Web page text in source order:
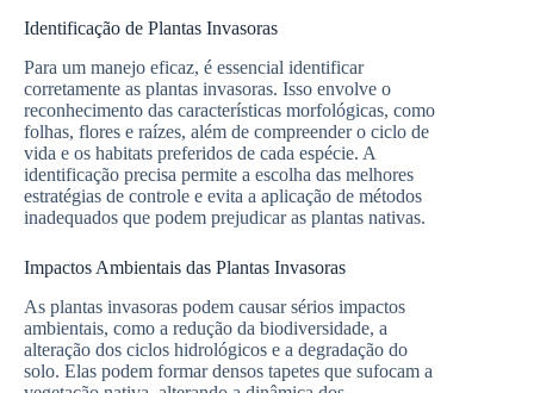
Identificação de Plantas Invasoras
Para um manejo eficaz, é essencial identificar
corretamente as plantas invasoras. Isso envolve o
reconhecimento das características morfológicas, como
folhas, flores e raízes, além de compreender o ciclo de
vida e os habitats preferidos de cada espécie. A
identificação precisa permite a escolha das melhores
estratégias de controle e evita a aplicação de métodos
inadequados que podem prejudicar as plantas nativas.
Impactos Ambientais das Plantas Invasoras
As plantas invasoras podem causar sérios impactos
ambientais, como a redução da biodiversidade, a
alteração dos ciclos hidrológicos e a degradação do
solo. Elas podem formar densos tapetes que sufocam a